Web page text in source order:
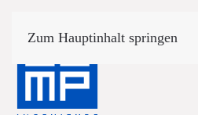
Zum Hauptinhalt springen